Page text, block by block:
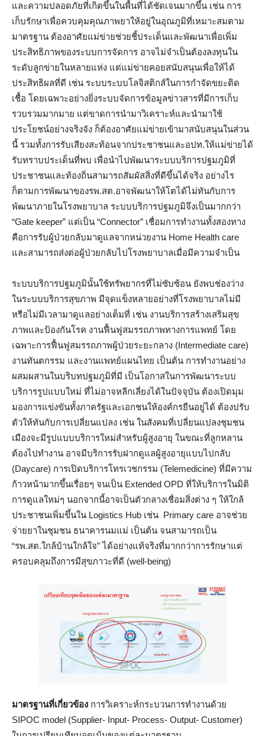
และความปลอดภัยที่เกิดขึ้นในพื้นที่ได้ชัดเจนมากขึ้น เช่น การ
เก็บรักษาเพื่อควบคุมคุณภาพยาให้อยู่ในอุณภูมิที่เหมาะสมตาม
มาตรฐาน ต้องอาศัยแม่ข่ายช่วยชี้ประเด็นและพัฒนาเพื่อเพิ่ม
ประสิทธิภาพของระบบการจัดการ อาจไม่จำเป็นต้องลงทุนใน
ระดับลูกข่ายในหลายแห่ง แต่แม่ข่ายคอยสนับสนุนเพื่อให้ได้
ประสิทธิผลที่ดี เช่น ระบบระบบโลจิสติกส์ในการกำจัดขยะติด
เชื้อ โดยเฉพาะอย่างยิ่งระบบจัดการข้อมูลข่าวสารที่มีการเก็บ
รวบรวมมากมาย แต่ขาดการนำมาวิเคราะห์และนำมาใช้
ประโยชน์อย่างจริงจัง ก็ต้องอาศัยแม่ข่ายเข้ามาสนับสนุนในส่วน
นี้ รวมทั้งการรับเสียงสะท้อนจากประชาชนและอปท.ให้แม่ข่ายได้
รับทราบประเด็นที่พบ เพื่อนำไปพัฒนาระบบบริการปฐมภูมิที่
ประชาชนและท้องถิ่นสามารถสัมผัสสิ่งที่ดีขึ้นได้จริง อย่างไร
ก็ตามการพัฒนาของรพ.สต.อาจพัฒนาให้โตได้ไม่ทันกับการ
พัฒนาภายในโรงพยาบาล ระบบบริการปฐมภูมิจึงเป็นมากกว่า
“Gate keeper” แต่เป็น “Connector” เชื่อมการทำงานทั้งสองทาง
คือการรับผู้ป่วยกลับมาดูแลจากหน่วยงาน Home Health care
และสามารถส่งต่อผู้ป่วยกลับไปโรงพยาบาลเมื่อมีความจำเป็น
ระบบบริการปฐมภูมินั้นใช้ทรัพยากรที่ไม่ซับซ้อน ยังพบช่องว่าง
ในระบบบริการสุขภาพ มีจุดแข็งหลายอย่างที่โรงพยาบาลไม่มี
หรือไม่มีเวลามาดูแลอย่างเต็มที่ เช่น งานบริการสร้างเสริมสุข
ภาพและป้องกันโรค งานฟื้นฟูสมรรถภาพทางการแพทย์ โดย
เฉพาะการฟื้นฟูสมรรถภาพผู้ป่วยระยะกลาง (Intermediate care)
งานทันตกรรม และงานแพทย์แผนไทย เป็นต้น การทำงานอย่าง
ผสมผสานในบริบทปฐมภูมิที่มี เป็นโอกาสในการพัฒนาระบบ
บริการรูปแบบใหม่ ที่ไม่อาจหลีกเลี่ยงได้ในปัจจุบัน ต้องเปิดมุม
มองการแข่งขันทั้งภาครัฐและเอกชนให้องค์กรยืนอยู่ได้ ต้องปรับ
ตัวให้ทันกับการเปลี่ยนแปลง เช่น ในสังคมที่เปลี่ยนแปลงชุมชน
เมืองจะมีรูปแบบบริการใหม่สำหรับผู้สูงอายุ ในขณะที่ลูกหลาน
ต้องไปทำงาน อาจมีบริการรับฝากดูแลผู้สูงอายุแบบไปกลับ
(Daycare) การเปิดบริการโทรเวชกรรม (Telemedicine) ที่มีความ
ก้าวหน้ามากขึ้นเรื่อยๆ จนเป็น Extended OPD ที่ให้บริการในมิติ
การดูแลใหม่ๆ นอกจากนี้อาจเป็นตัวกลางเชื่อมสิ่งต่าง ๆ ให้ใกล้
ประชาชนเพิ่มขึ้นใน Logistics Hub เช่น Primary care อาจช่วย
จ่ายยาในชุมชน ธนาคารนมแม่ เป็นต้น จนสามารถเป็น
“รพ.สต.ใกล้บ้านใกล้ใจ” ได้อย่างแท้จริงที่มากกว่าการรักษาแต่
ครอบคลุมถึงการมีสุขภาวะที่ดี (well-being)
มาตรฐานที่เกี่ยวข้อง การวิเคราะห์กระบวนการทำงานด้วย
SIPOC model (Supplier- Input- Process- Output- Customer)